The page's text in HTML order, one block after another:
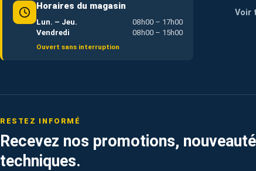
Horaires du magasin
Lun. – Jeu.
08h00 – 17h00
Vendredi
08h00 – 15h00
Ouvert sans interruption
Voir
RESTEZ INFORMÉ
Recevez nos promotions,
techniques.